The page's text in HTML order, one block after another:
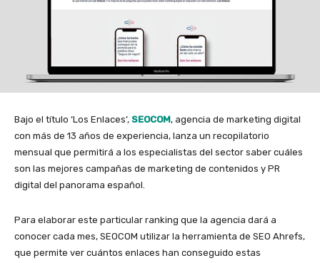
Bajo el título ‘Los Enlaces’, SEOCOM, agencia de marketing digital
con más de 13 años de experiencia, lanza un recopilatorio
mensual que permitirá a los especialistas del sector saber cuáles
son las mejores campañas de marketing de contenidos y PR
digital del panorama español.
Para elaborar este particular ranking que la agencia dará a
conocer cada mes, SEOCOM utilizar la herramienta de SEO Ahrefs,
que permite ver cuántos enlaces han conseguido estas